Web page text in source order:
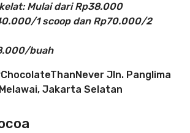
Mulai dari Rp38.000
1 scoop dan Rp70.000/2
buah
Jln. Panglima
Melawai, Jakarta Selatan